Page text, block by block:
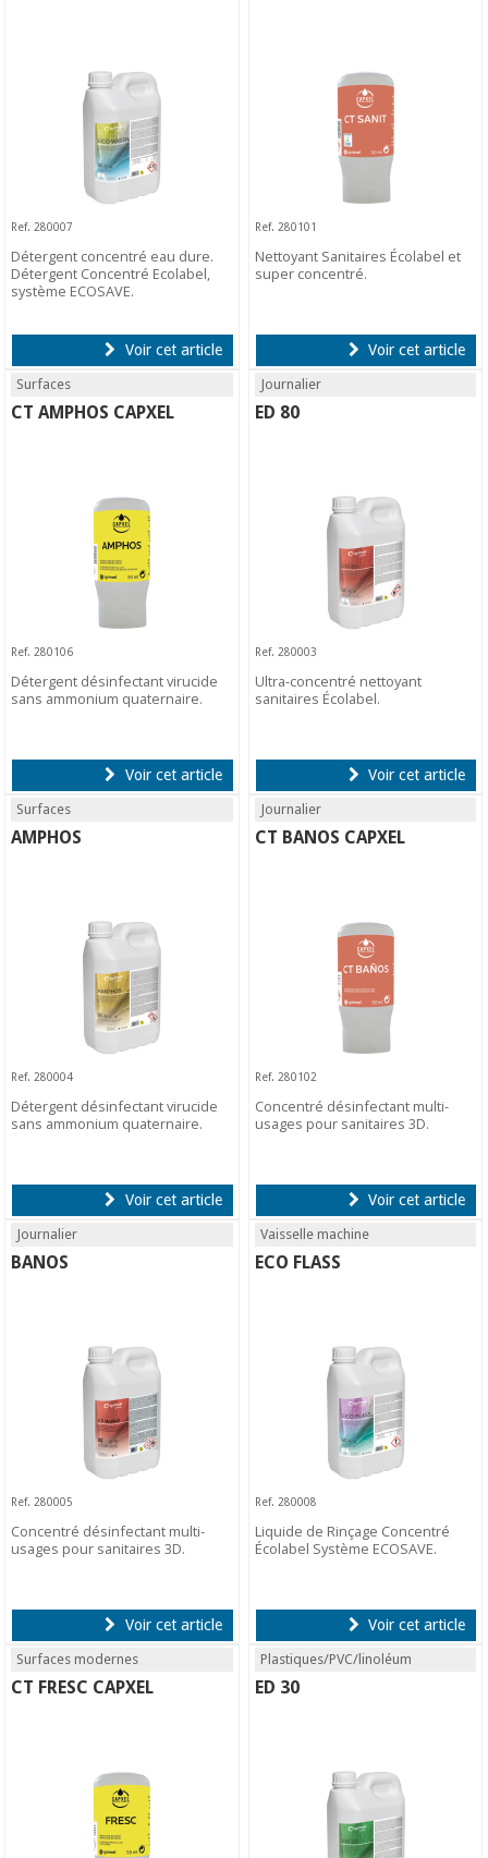
Ref. 280007
Détergent concentré eau dure.
Détergent Concentré Ecolabel,
système ECOSAVE.
Voir cet article
Ref. 280101
Nettoyant Sanitaires Écolabel et
super concentré.
Voir cet article
Surfaces
CT AMPHOS CAPXEL
Ref. 280106
Détergent désinfectant virucide
sans ammonium quaternaire.
Voir cet article
Journalier
ED 80
Ref. 280003
Ultra-concentré nettoyant
sanitaires Écolabel.
Voir cet article
Surfaces
AMPHOS
Ref. 280004
Détergent désinfectant virucide
sans ammonium quaternaire.
Voir cet article
Journalier
CT BANOS CAPXEL
Ref. 280102
Concentré désinfectant multi-
usages pour sanitaires 3D.
Voir cet article
Journalier
BANOS
Ref. 280005
Concentré désinfectant multi-
usages pour sanitaires 3D.
Voir cet article
Vaisselle machine
ECO FLASS
Ref. 280008
Liquide de Rinçage Concentré
Écolabel Système ECOSAVE.
Voir cet article
Surfaces modernes
CT FRESC CAPXEL
Plastiques/PVC/linoléum
ED 30